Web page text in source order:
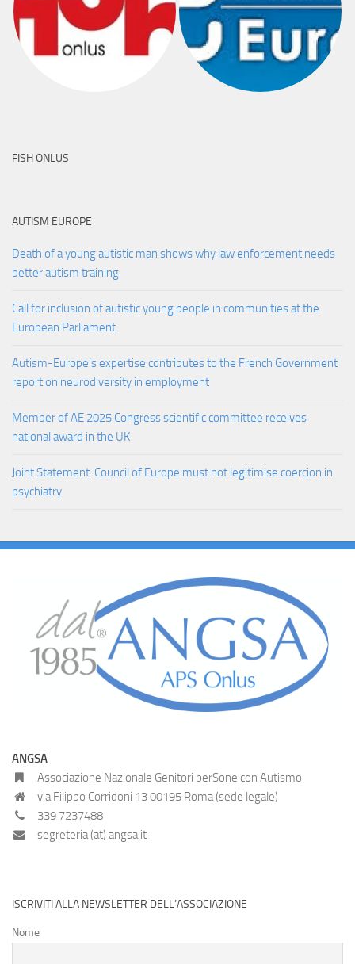
FISH ONLUS
AUTISM EUROPE
Death of a young autistic man shows why law enforcement needs
better autism training
Call for inclusion of autistic young people in communities at the
European Parliament
Autism-Europe’s expertise contributes to the French Government
report on neurodiversity in employment
Member of AE 2025 Congress scientific committee receives
national award in the UK
Joint Statement: Council of Europe must not legitimise coercion in
psychiatry
ANGSA
Associazione Nazionale Genitori perSone con Autismo
via Filippo Corridoni 13 00195 Roma (sede legale)
339 7237488
segreteria (at) angsa.it
ISCRIVITI ALLA NEWSLETTER DELL’ASSOCIAZIONE
Nome